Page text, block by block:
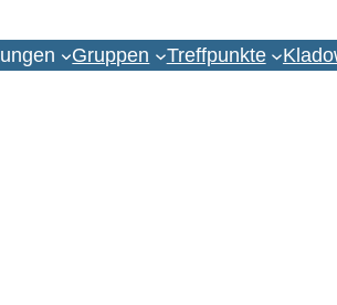
Gruppen Treffpunkte